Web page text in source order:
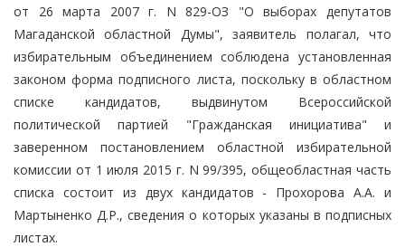
от 26 марта 2007 г. N 829-ОЗ "О выборах депутатов
Магаданской областной Думы", заявитель полагал, что
избирательным объединением соблюдена установленная
законом форма подписного листа, поскольку в областном
списке кандидатов, выдвинутом Всероссийской
политической партией "Гражданская инициатива" и
заверенном постановлением областной избирательной
комиссии от 1 июля 2015 г. N 99/395, общеобластная часть
списка состоит из двух кандидатов - Прохорова А.А. и
Мартыненко Д.Р., сведения о которых указаны в подписных
листах.